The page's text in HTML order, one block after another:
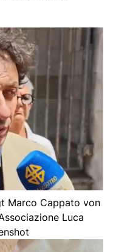
Marco Cappato von
Luca